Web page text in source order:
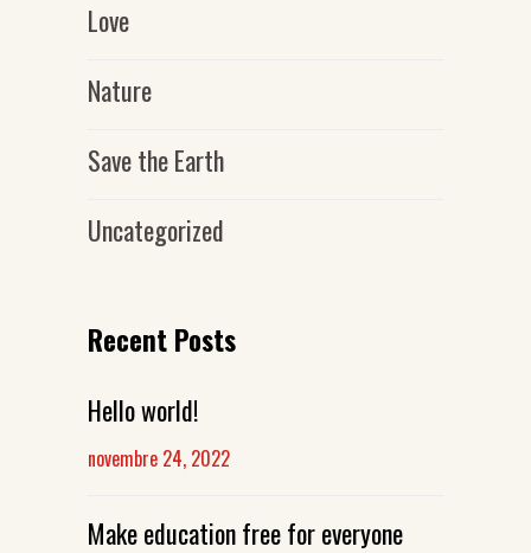
Love
Nature
Save the Earth
Uncategorized
Recent Posts
Hello world!
novembre 24, 2022
Make education free for everyone